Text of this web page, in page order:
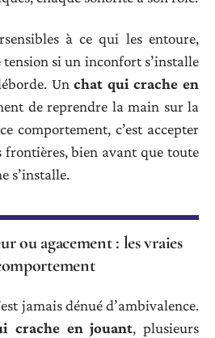
à ce qui les entoure,
si un inconfort s’installe
Unchat qui crache en
de reprendre la main sur la
comportement, c’est accepter
frontières, bien avant que toute
s’installe.
ou agacement : les vraies
jamais dénué d’ambivalence.
crache en jouant, plusieurs